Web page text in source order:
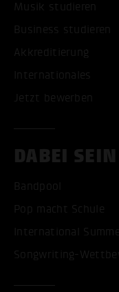
Musik studieren
Business studieren
Akkreditierung
Internationales
Jetzt bewerben
DABEI SEIN
Bandpool
Pop macht Schule
International
Songwriting-